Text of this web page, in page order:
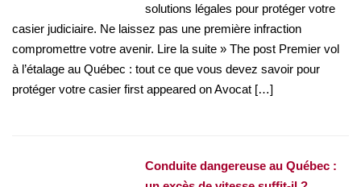
solutions légales pour protéger votre
casier judiciaire. Ne laissez pas une première infraction
compromettre votre avenir. Lire la suite » The post Premier vol
à l’étalage au Québec : tout ce que vous devez savoir pour
protéger votre casier first appeared on Avocat […]
Conduite dangereuse au Québec :